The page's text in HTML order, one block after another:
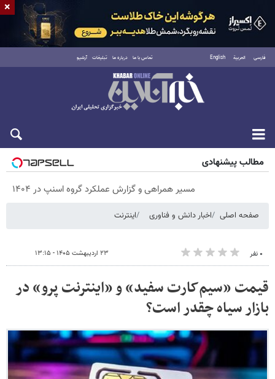
فارسی العربية English تماس با ما درباره ما تبلیغات آرشیو
پنجشنبه ۱۵ مرداد ۱۴۰۵
مطالب پیشنهادی
مسیر همراهی و گزارش عملکرد گروه اسنپ در ۱۴۰۴
صفحه اصلی اخبار دانش و فناوری اینترنت
۰ نفر ۲۳ اردیبهشت ۱۴۰۵ - ۱۳:۱۵
قیمت‌ «سیم‌کارت سفید» و «اینترنت پرو» در
بازار سیاه چقدر است؟
×